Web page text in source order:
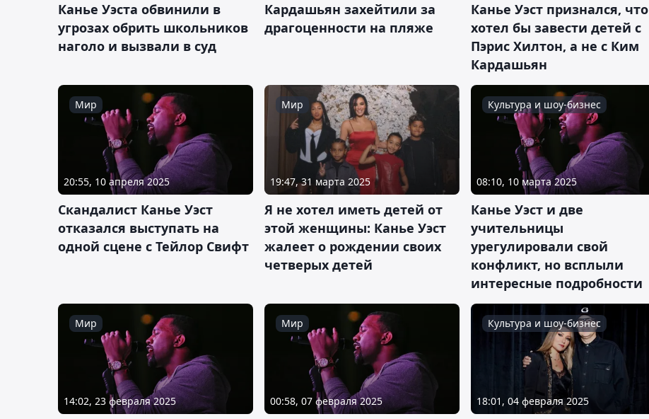
Канье Уэста обвинили в
угрозах обрить школьников
наголо и вызвали в суд
Кардашьян захейтили за
драгоценности на пляже
Канье Уэст признался, что
хотел бы завести детей с
Пэрис Хилтон, а не с Ким
Кардашьян
Мир
20:55, 10 апреля 2025
Скандалист Канье Уэст
отказался выступать на
одной сцене с Тейлор Свифт
Мир
19:47, 31 марта 2025
Я не хотел иметь детей от
этой женщины: Канье Уэст
жалеет о рождении своих
четверых детей
Культура и шоу-бизнес
08:10, 10 марта 2025
Канье Уэст и две
учительницы
урегулировали свой
конфликт, но всплыли
интересные подробности
Мир
14:02, 23 февраля 2025
Мир
00:58, 07 февраля 2025
Культура и шоу-бизнес
18:01, 04 февраля 2025